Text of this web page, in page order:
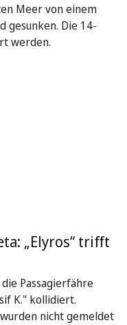
Meer von einem
gesunken. Die 14-
werden.
„Elyros“ trifft
Passagierfähre
K." kollidiert.
nicht gemeldet